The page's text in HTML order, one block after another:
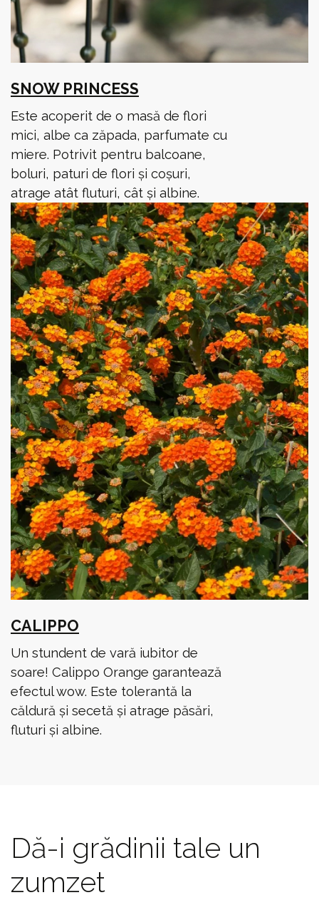
SNOW PRINCESS
Este acoperit de o masă de flori
mici, albe ca zăpada, parfumate cu
miere. Potrivit pentru balcoane,
boluri, paturi de flori și coșuri,
atrage atât fluturi, cât și albine.
CALIPPO
Un stundent de vară iubitor de
soare! Calippo Orange garantează
efectul wow. Este tolerantă la
căldură și secetă și atrage păsări,
fluturi și albine.
Dă-i grădinii tale un
zumzet